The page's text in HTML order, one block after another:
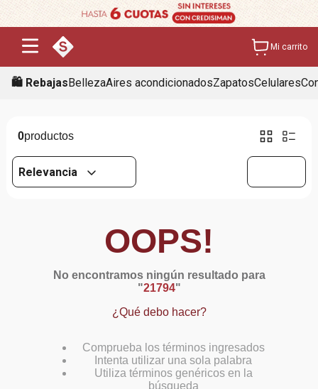
Mi carrito
🛍️ RebajasBellezaAires acondicionadosZapatosCelulares
0
Relevancia
OOPS!
No encontramos ningún resultado para
"21794"
¿Qué debo hacer?
Comprueba los términos ingresados
Intenta utilizar una sola palabra
Utiliza términos genéricos en la
búsqueda